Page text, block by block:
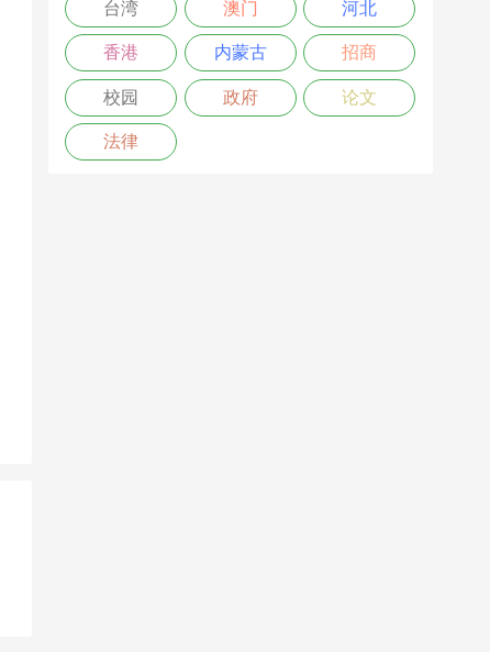
台湾 澳门 河北
香港 内蒙古 招商
校园 政府 论文
法律